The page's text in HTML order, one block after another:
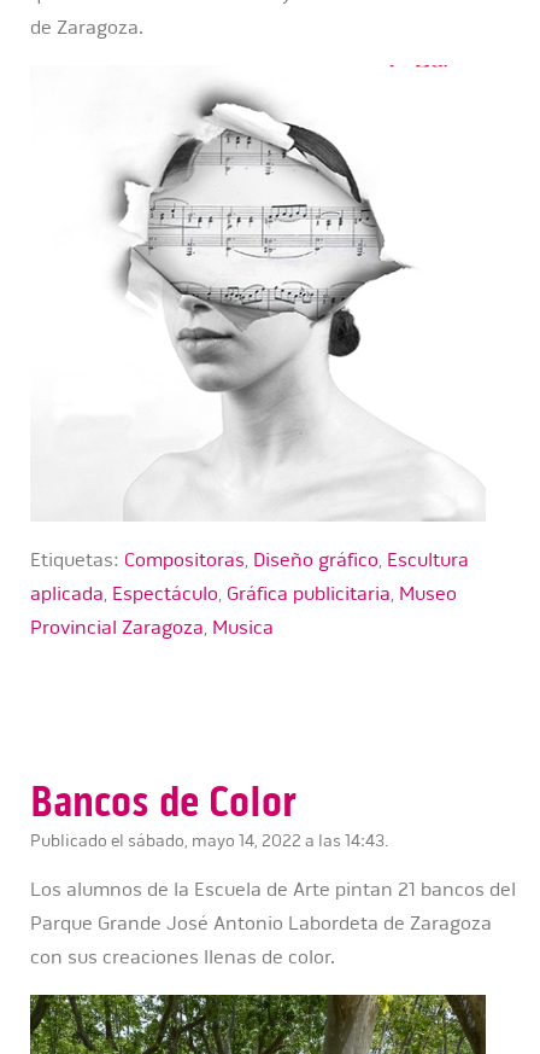
de Zaragoza.
Etiquetas: Compositoras, Diseño gráfico, Escultura
aplicada, Espectáculo, Gráfica publicitaria, Museo
Provincial Zaragoza, Musica
Bancos de Color
Publicado el sábado, mayo 14, 2022 a las 14:43.
Los alumnos de la Escuela de Arte pintan 21 bancos del
Parque Grande José Antonio Labordeta de Zaragoza
con sus creaciones llenas de color.